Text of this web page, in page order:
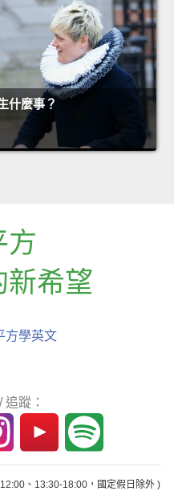
什麼事？
方
新希望
方學英文
追蹤：
、13:30-18:00，國定假日除外 )